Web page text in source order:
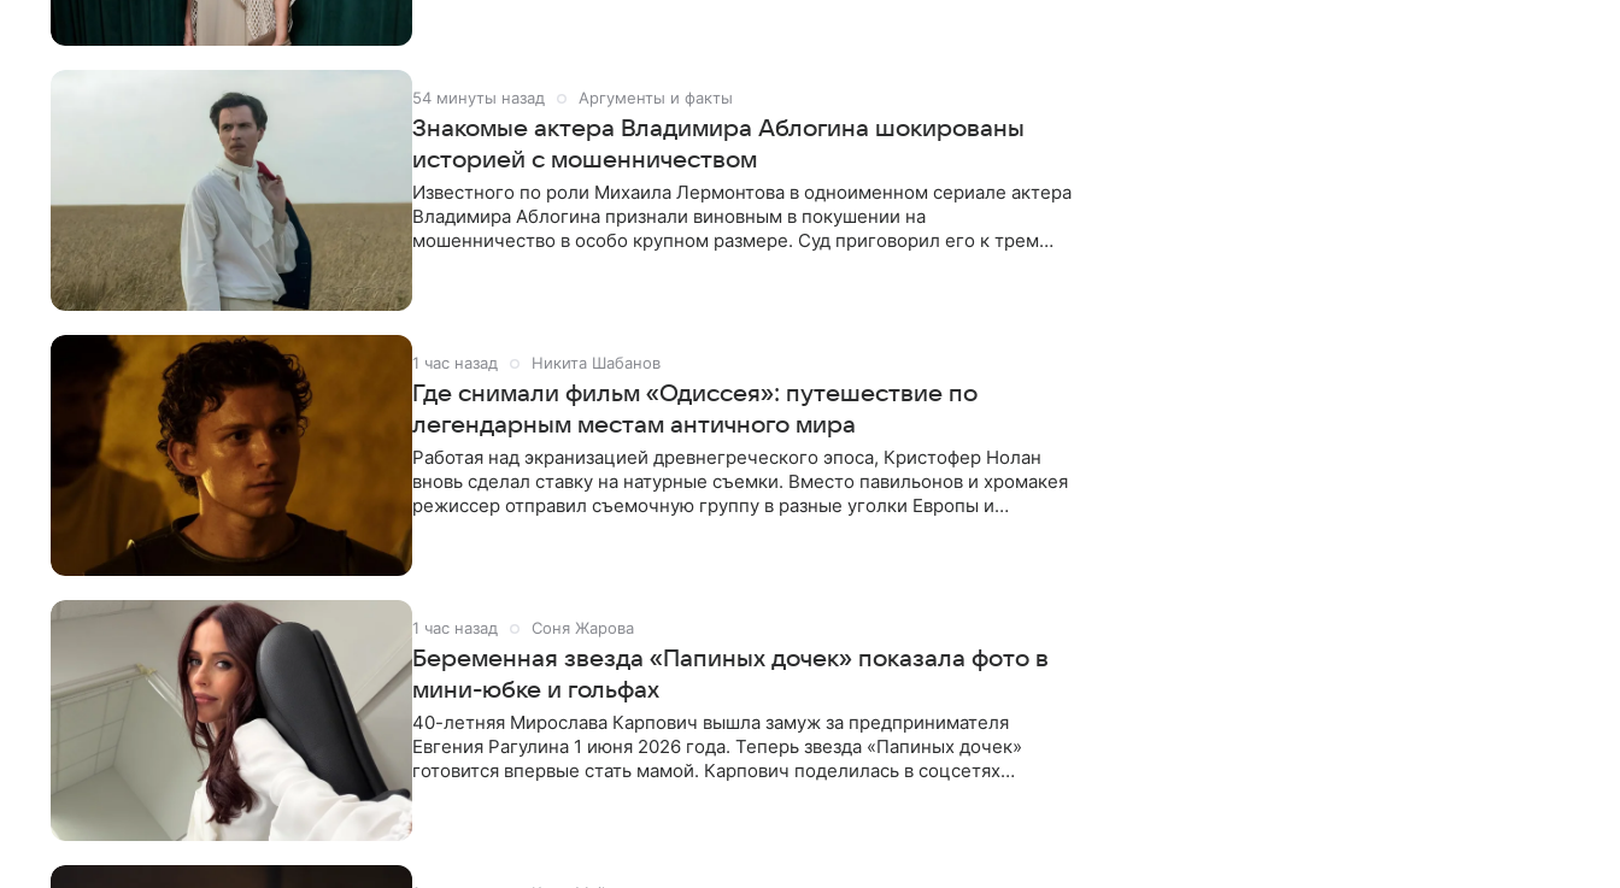
54 минуты назад Аргументы и факты
Знакомые актера Владимира Аблогина шокированы
историей с мошенничеством
Известного по роли Михаила Лермонтова в одноименном сериале актера
Владимира Аблогина признали виновным в покушении на
мошенничество в особо крупном размере. Суд приговорил его к трем
1 час назад Никита Шабанов
Где снимали фильм «Одиссея»: путешествие по
легендарным местам античного мира
Работая над экранизацией древнегреческого эпоса, Кристофер Нолан
вновь сделал ставку на натурные съемки. Вместо павильонов и хромакея
режиссер отправил съемочную группу в разные уголки Европы и
1 час назад Соня Жарова
Беременная звезда «Папиных дочек» показала фото в
мини-юбке и гольфах
40-летняя Мирослава Карпович вышла замуж за предпринимателя
Евгения Рагулина 1 июня 2026 года. Теперь звезда «Папиных дочек»
готовится впервые стать мамой. Карпович поделилась в соцсетях